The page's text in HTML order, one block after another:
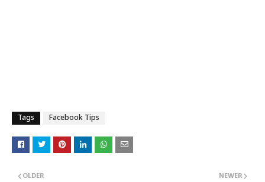
Tags Facebook Tips
NEWER
OLDER